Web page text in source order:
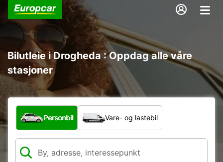
Bilutleie i Drogheda : Oppdag alle våre
stasjoner
Hvilken type bil?
Personbil Vare- og lastebil